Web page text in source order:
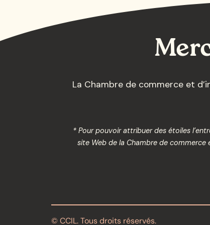
La Chambre de commerce et
* Pour pouvoir attribuer des étoiles
site Web de la Chambre de
© CCIL. Tous droits réservés.